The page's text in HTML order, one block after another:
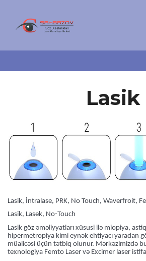
Lasik
Lasik, İntralase, PRK, No Touch, Waverfroit,
Lasik, Lasek, No-Touch
Lasik göz əməliyyatları xüsusi ilə miopiya,
hipermetropiya kimi eynək ehtiyacı yaradan
müalicəsi üçün tətbiq olunur. Mərkəzimizdə
texnologiya Femto Laser və Excimer laser